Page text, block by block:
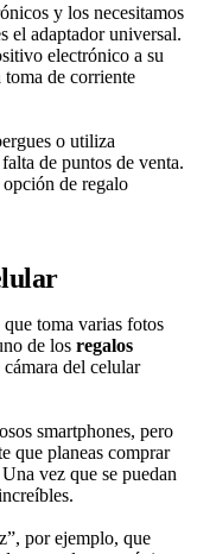
y los necesitamos
el adaptador universal.
electrónico a su
de corriente
o utiliza
de puntos de venta.
de regalo
toma varias fotos
de los regalos
cámara del celular
smartphones, pero
que planeas comprar
vez que se puedan
por ejemplo, que